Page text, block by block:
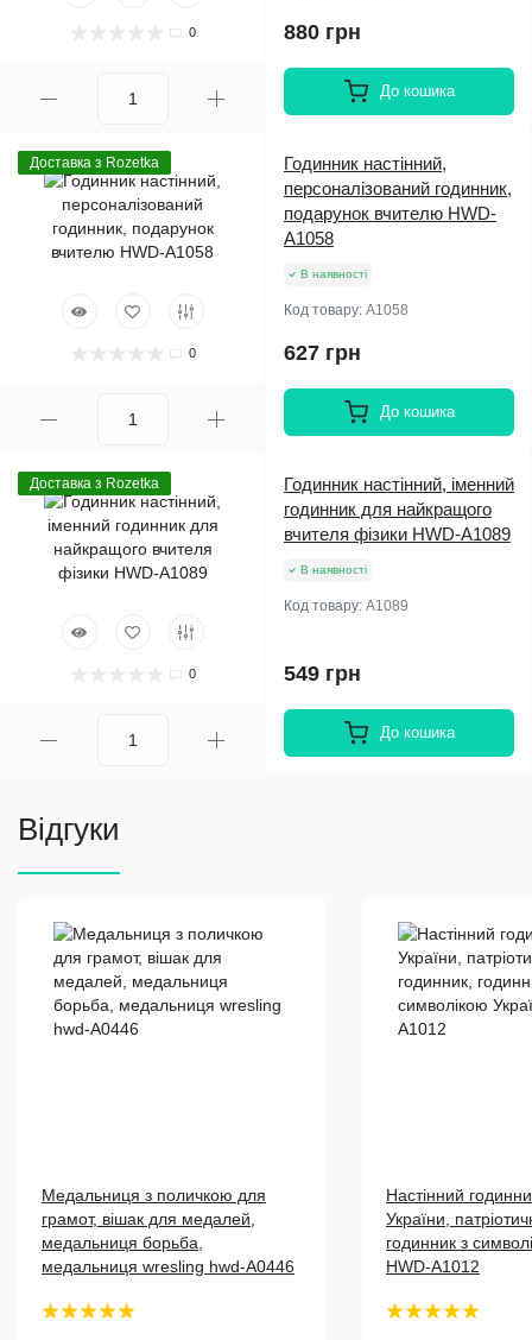
0 880 грн
До кошика
Доставка з Rozetka
0
Годинник настінний,
персоналізований годинник,
подарунок вчителю HWD-
A1058
В наявності
Код товару: A1058
627 грн
До кошика
Доставка з Rozetka
0
Годинник настінний, іменний
годинник для найкращого
вчителя фізики HWD-A1089
В наявності
Код товару: A1089
549 грн
До кошика
Відгуки
Медальниця з поличкою для
грамот, вішак для медалей,
медальниця борьба,
медальниця wresling hwd-А0446
Настінний
України,
годинник з
HWD-A1012